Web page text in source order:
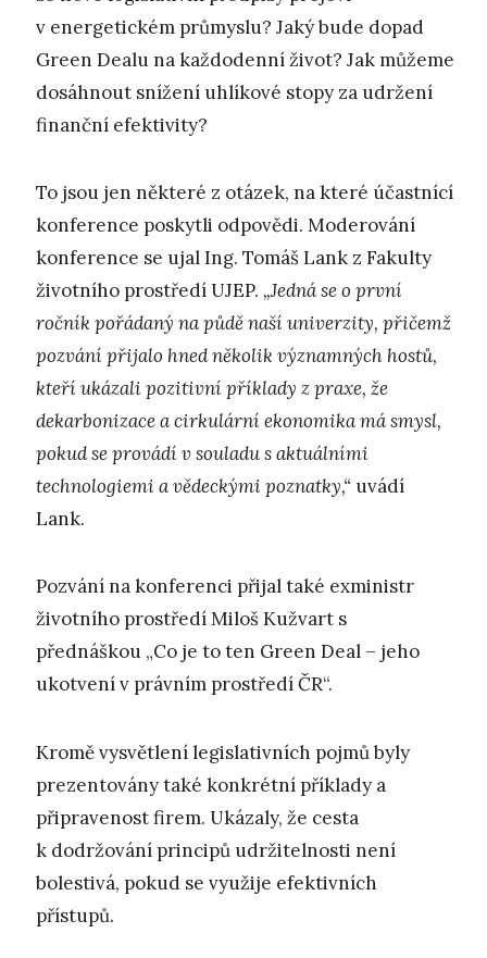
v energetickém průmyslu? Jaký bude dopad
Green Dealu na každodenní život? Jak můžeme
dosáhnout snížení uhlíkové stopy za udržení
finanční efektivity?
To jsou jen některé z otázek, na které účastnící
konference poskytli odpovědi. Moderování
konference se ujal Ing. Tomáš Lank z Fakulty
životního prostředí UJEP. „Jedná se o první
ročník pořádaný na půdě naší univerzity, přičemž
pozvání přijalo hned několik významných hostů,
kteří ukázali pozitivní příklady z praxe, že
dekarbonizace a cirkulární ekonomika má smysl,
pokud se provádí v souladu s aktuálními
technologiemi a vědeckými poznatky,“ uvádí
Lank.
Pozvání na konferenci přijal také exministr
životního prostředí Miloš Kužvart s
přednáškou „Co je to ten Green Deal – jeho
ukotvení v právním prostředí ČR“.
Kromě vysvětlení legislativních pojmů byly
prezentovány také konkrétní příklady a
připravenost firem. Ukázaly, že cesta
k dodržování principů udržitelnosti není
bolestivá, pokud se využije efektivních
přístupů.